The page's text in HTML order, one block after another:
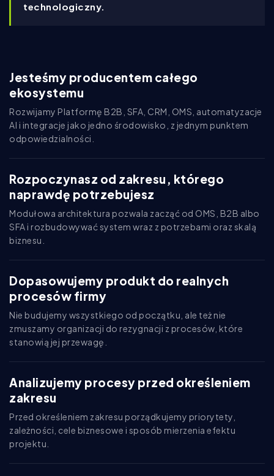
technologiczny.
Jesteśmy producentem całego
ekosystemu
Rozwijamy Platformę B2B, SFA, CRM, OMS, automatyzacje
AI i integracje jako jedno środowisko, z jednym punktem
odpowiedzialności.
Rozpoczynasz od zakresu, którego
naprawdę potrzebujesz
Modułowa architektura pozwala zacząć od OMS, B2B albo
SFA i rozbudowywać system wraz z potrzebami oraz skalą
biznesu.
Dopasowujemy produkt do realnych
procesów firmy
Nie budujemy wszystkiego od początku, ale też nie
zmuszamy organizacji do rezygnacji z procesów, które
stanowią jej przewagę.
Analizujemy procesy przed określeniem
zakresu
Przed określeniem zakresu porządkujemy priorytety,
zależności, cele biznesowe i sposób mierzenia efektu
projektu.